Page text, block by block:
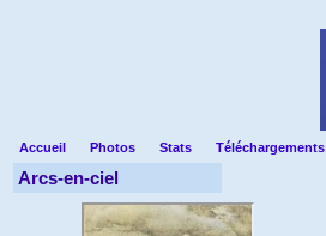
Accueil Photos Stats Téléchargements
Arcs-en-ciel